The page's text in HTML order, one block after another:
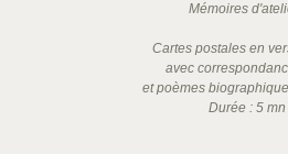
Mémoires
Cartes postales en
avec
et poèmes
Durée : 5 mn